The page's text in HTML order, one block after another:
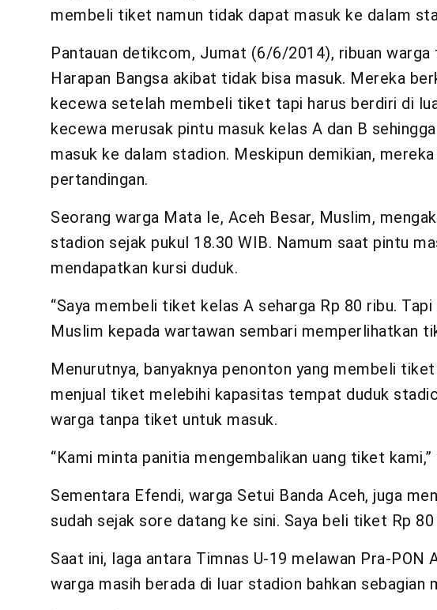
membeli tiket namun tidak dapat masuk ke dalam
Pantauan detikcom, Jumat (6/6/2014), ribuan
Harapan Bangsa akibat tidak bisa masuk. Mereka
kecewa setelah membeli tiket tapi harus berdiri di
kecewa merusak pintu masuk kelas A dan B
masuk ke dalam stadion. Meskipun demikian,
pertandingan.
Seorang warga Mata Ie, Aceh Besar, Muslim,
stadion sejak pukul 18.30 WIB. Namum saat pintu
mendapatkan kursi duduk.
“Saya membeli tiket kelas A seharga Rp 80 ribu.
Muslim kepada wartawan sembari memperlihatkan
Menurutnya, banyaknya penonton yang membeli
menjual tiket melebihi kapasitas tempat duduk
warga tanpa tiket untuk masuk.
“Kami minta panitia mengembalikan uang tiket kami,”
Sementara Efendi, warga Setui Banda Aceh, juga
sudah sejak sore datang ke sini. Saya beli tiket Rp 80
Saat ini, laga antara Timnas U-19 melawan Pra-PON
warga masih berada di luar stadion bahkan sebagian